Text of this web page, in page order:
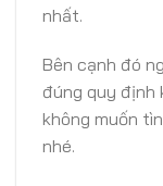
nhất.
Bên cạnh đó
đúng quy định
không muốn
nhé.